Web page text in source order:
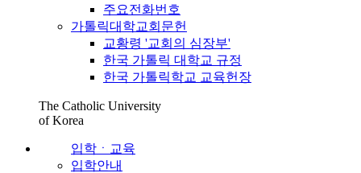
주요전화번호
가톨릭대학교회문헌
교황령 '교회의 심장부'
한국 가톨릭 대학교 규정
한국 가톨릭학교 교육헌장
The Catholic University
of Korea
입학ㆍ교육
입학안내